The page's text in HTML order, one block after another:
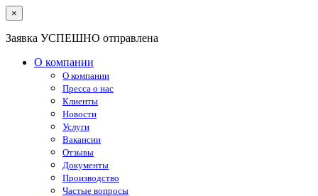
×
Заявка УСПЕШНО отправлена
О компании
О компании
Пресса о нас
Клиенты
Новости
Услуги
Вакансии
Отзывы
Документы
Производство
Частые вопросы